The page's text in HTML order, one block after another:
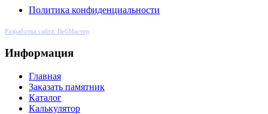
Политика конфиденциальности
Разработка сайта: ВебМастер
Информация
Главная
Заказать памятник
Каталог
Калькулятор